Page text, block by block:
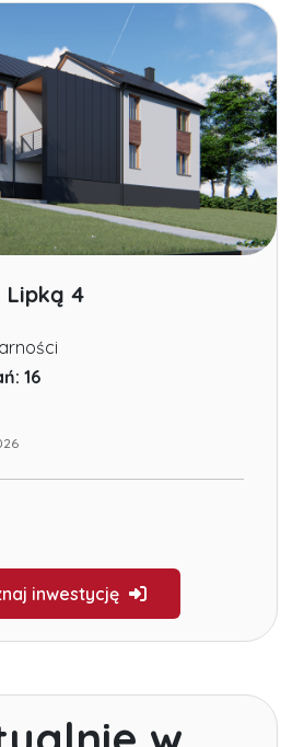
Lipką 4
16
inwestycję